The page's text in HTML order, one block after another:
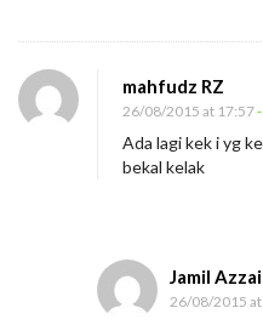
mahfudz RZ
26/08/2015 at 17:57
Ada lagi kek i yg
bekal kelak
Jamil
26/08/2015